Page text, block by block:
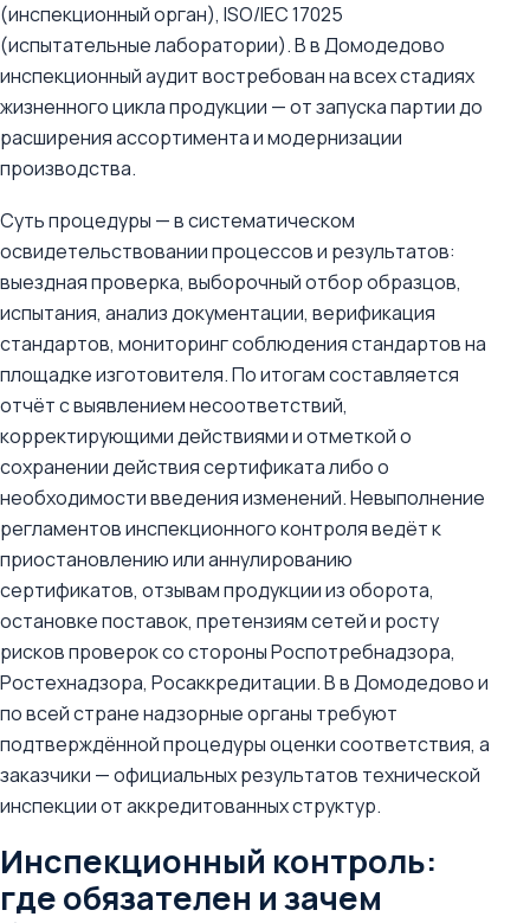
(инспекционный орган), ISO/IEC 17025
(испытательные лаборатории). В в Домодедово
инспекционный аудит востребован на всех стадиях
жизненного цикла продукции — от запуска партии до
расширения ассортимента и модернизации
производства.
Суть процедуры — в систематическом
освидетельствовании процессов и результатов:
выездная проверка, выборочный отбор образцов,
испытания, анализ документации, верификация
стандартов, мониторинг соблюдения стандартов на
площадке изготовителя. По итогам составляется
отчёт с выявлением несоответствий,
корректирующими действиями и отметкой о
сохранении действия сертификата либо о
необходимости введения изменений. Невыполнение
регламентов инспекционного контроля ведёт к
приостановлению или аннулированию
сертификатов, отзывам продукции из оборота,
остановке поставок, претензиям сетей и росту
рисков проверок со стороны Роспотребнадзора,
Ростехнадзора, Росаккредитации. В в Домодедово и
по всей стране надзорные органы требуют
подтверждённой процедуры оценки соответствия, а
заказчики — официальных результатов технической
инспекции от аккредитованных структур.
Инспекционный контроль:
где обязателен и зачем